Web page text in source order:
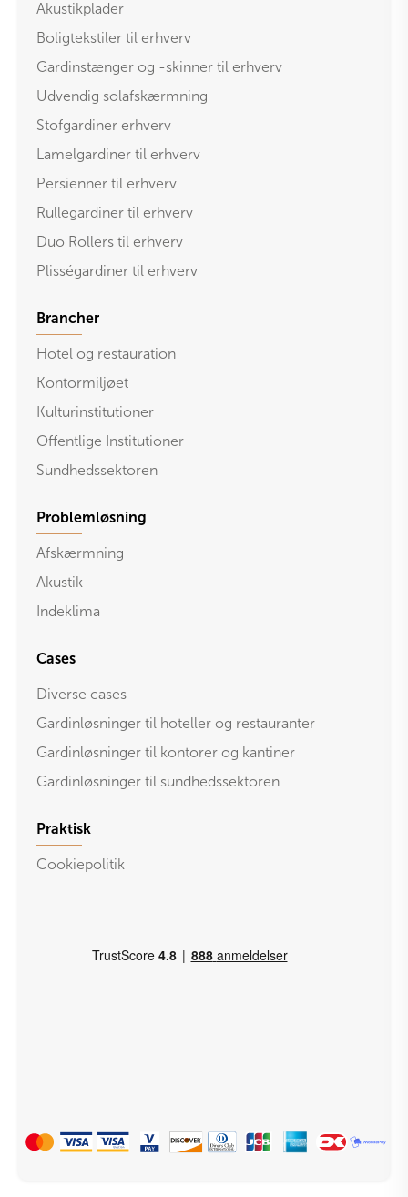
Akustikplader
Boligtekstiler til erhverv
Gardinstænger og -skinner til erhverv
Udvendig solafskærmning
Stofgardiner erhverv
Lamelgardiner til erhverv
Persienner til erhverv
Rullegardiner til erhverv
Duo Rollers til erhverv
Plisségardiner til erhverv
Brancher
Hotel og restauration
Kontormiljøet
Kulturinstitutioner
Offentlige Institutioner
Sundhedssektoren
Problemløsning
Afskærmning
Akustik
Indeklima
Cases
Diverse cases
Gardinløsninger til hoteller og restauranter
Gardinløsninger til kontorer og kantiner
Gardinløsninger til sundhedssektoren
Praktisk
Cookiepolitik